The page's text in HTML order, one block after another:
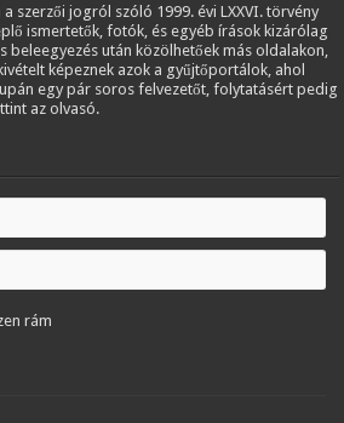
szerzői jogról szóló 1999. évi LXXVI. törvény
ismertetők, fotók, és egyéb írások kizárólag
beleegyezés után közölhetőek más oldalakon,
képeznek azok a gyűjtőportálok, ahol
egy pár soros felvezetőt, folytatásért pedig
az olvasó.
rám